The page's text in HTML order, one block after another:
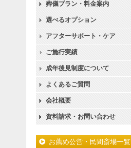
葬儀プラン・料金案内
選べるオプション
アフターサポート・ケア
ご施行実績
成年後見制度について
よくあるご質問
会社概要
資料請求・お問い合わせ
お薦め公営・民間斎場一覧